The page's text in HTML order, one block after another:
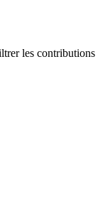
les contributions